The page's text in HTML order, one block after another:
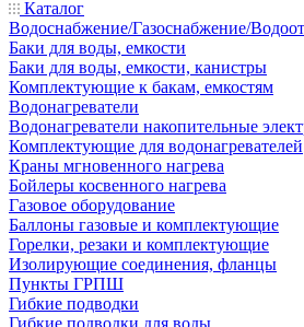
Каталог
Водоснабжение/Газоснабжение/
Баки для воды, емкости
Баки для воды, емкости, канистры
Комплектующие к бакам, емкостям
Водонагреватели
Водонагреватели накопительные
Комплектующие для водонагревателей
Краны мгновенного нагрева
Бойлеры косвенного нагрева
Газовое оборудование
Баллоны газовые и комплектующие
Горелки, резаки и комплектующие
Изолирующие соединения, фланцы
Пункты ГРПШ
Гибкие подводки
Гибкие подводки для воды